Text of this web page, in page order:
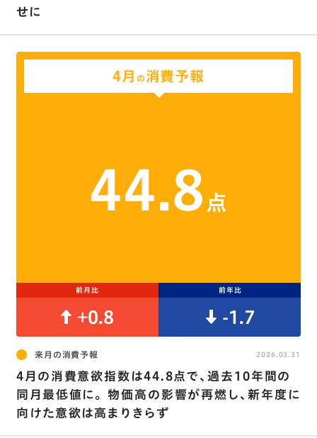
せに
4月 の消費予報
44.8 点
前月比 前年比
+0.8 -1.7
来月の消費予報
4月の消費意欲指数は44.8点で､過去10年間の
同月最低値に｡ 物価高の影響が再燃し､新年度に
向けた意欲は高まりきらず
2026.03.31